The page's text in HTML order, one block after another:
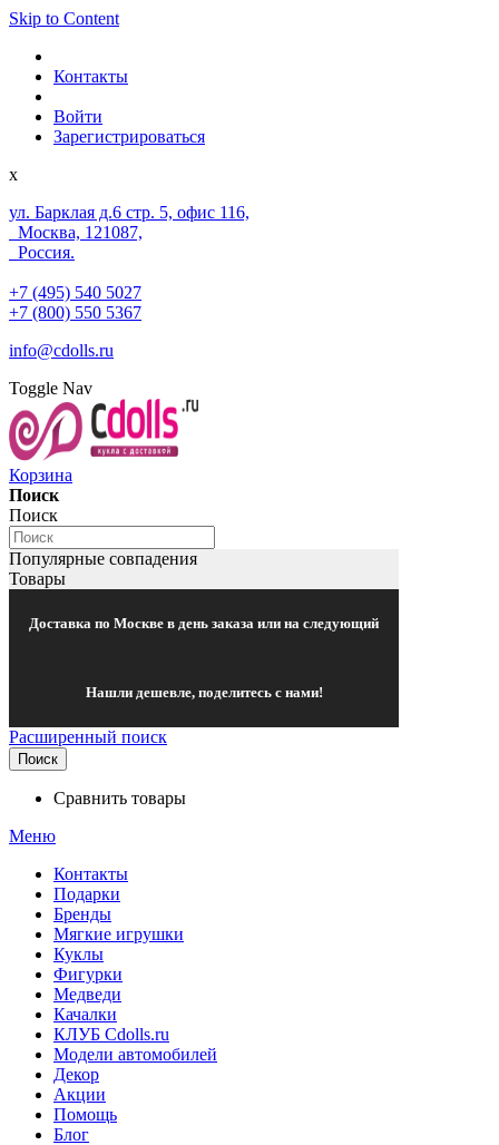
Skip to Content
Контакты
Войти
Зарегистрироваться
x
ул. Барклая д.6 стр. 5, офис 116,
Москва, 121087,
Россия.
+7 (495) 540 5027
+7 (800) 550 5367
info@cdolls.ru
Toggle Nav
Корзина
Поиск
Поиск
Популярные совпадения
Товары
Доставка по Москве в день заказа или на следующий
Нашли дешевле, поделитесь с нами!
Расширенный поиск
Поиск
Сравнить товары
Меню
Контакты
Подарки
Бренды
Мягкие игрушки
Куклы
Фигурки
Медведи
Качалки
КЛУБ Cdolls.ru
Модели автомобилей
Декор
Акции
Помощь
Блог